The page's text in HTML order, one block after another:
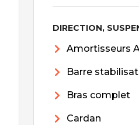
DIRECTION,
Amortisseurs
Barre
Bras complet
Cardan